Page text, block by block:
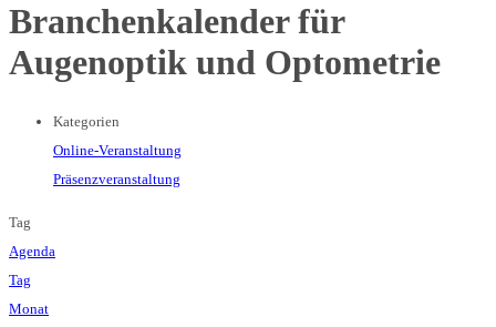
Branchenkalender für
Augenoptik und Optometrie
Kategorien
Online-Veranstaltung
Präsenzveranstaltung
Tag
Agenda
Tag
Monat